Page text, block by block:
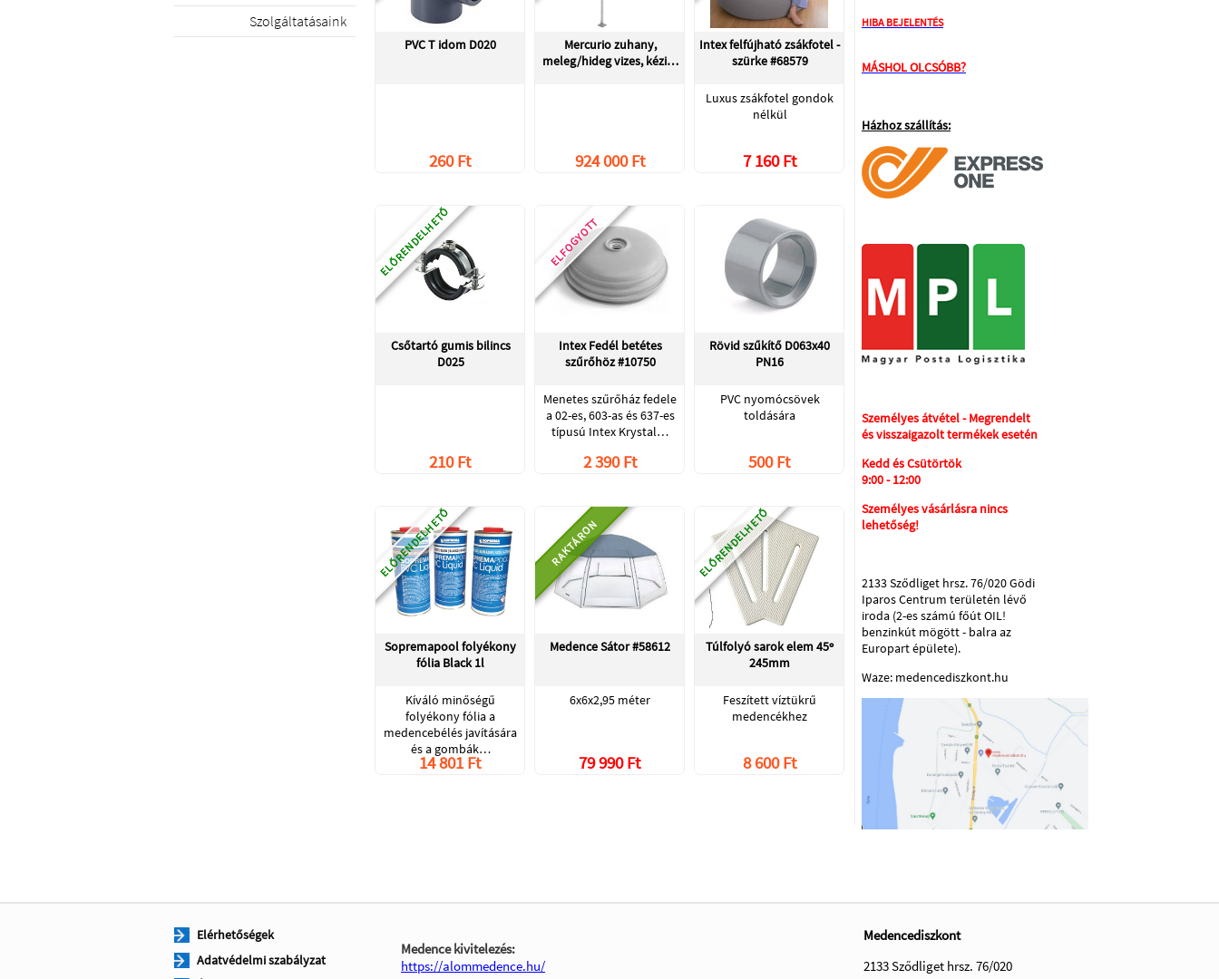
Szolgáltatásaink
PVC T idom D020
260 Ft
Mercurio zuhany,
meleg/hideg vizes, kézi…
924 000 Ft
Intex felfújható zsákfotel -
szürke #68579
Luxus zsákfotel gondok
nélkül
7 160 Ft
ELŐRENDELHETŐ
Csőtartó gumis bilincs
D025
210 Ft
ELFOGYOTT
Intex Fedél betétes
szűrőhöz #10750
Menetes szűrőház fedele
a 02-es, 603-as és 637-es
típusú Intex Krystal…
2 390 Ft
Rövid szűkítő D063x40
PN16
PVC nyomócsövek
toldására
500 Ft
ELŐRENDELHETŐ
Sopremapool folyékony
fólia Black 1l
Kíváló minőségű
folyékony fólia a
medencebélés javítására
és a gombák…
14 801 Ft
RAKTÁRON
Medence Sátor #58612
6x6x2,95 méter
79 990 Ft
ELŐRENDELHETŐ
Túlfolyó sarok elem 45º
245mm
Feszített víztükrű
medencékhez
8 600 Ft
HIBA BEJELENTÉS
MÁSHOL OLCSÓBB?
Házhoz szállítás:
Személyes átvétel - Megrendelt
és visszaigazolt termékek esetén
Kedd és Csütörtök
9:00 - 12:00
Személyes vásárlásra nincs
lehetőség!
2133 Sződliget hrsz. 76/020 Gödi
Iparos Centrum területén lévő
iroda (2-es számú főút OIL!
benzinkút mögött - balra az
Europart épülete).
Waze: medencediszkont.hu
Elérhetőségek
Adatvédelmi szabályzat
Medence kivitelezés:
https://alommedence.hu/
Medencediszkont
2133 Sződliget hrsz. 76/020